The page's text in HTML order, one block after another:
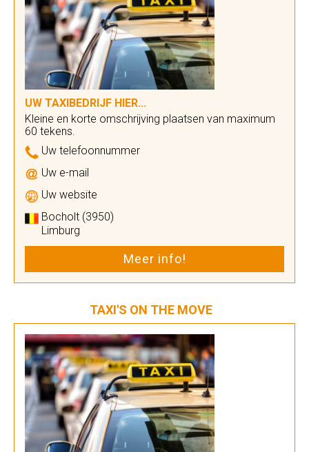
UW TAXIBEDRIJF HIER...
Kleine en korte omschrijving plaatsen van maximum
60 tekens.
Uw telefoonnummer
Uw e-mail
Uw website
Bocholt (3950)
Limburg
Meer info!
TAXI'S ON THE MOVE